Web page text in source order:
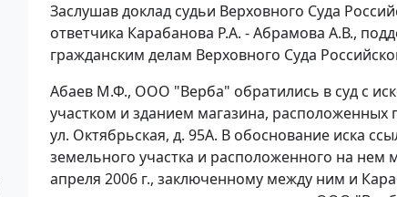
Заслушав доклад судьи Верховного Суда
ответчика Карабанова Р.А. - Абрамова А.В.,
гражданским делам Верховного Суда
Абаев М.Ф., ООО "Верба" обратились в суд с
участком и зданием магазина,
ул. Октябрьская, д. 95А. В обоснование иска
земельного участка и расположенного на
апреля 2006 г., заключенному между ним и